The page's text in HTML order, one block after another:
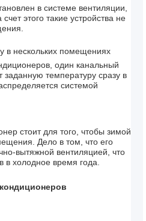
в системе вентиляции,
этого такие устройства не
в нескольких помещениях
один канальный
температуру сразу в
системой
стоит для того, чтобы зимой
Дело в том, что его
вытяжной вентиляцией, что
в холодное время года.